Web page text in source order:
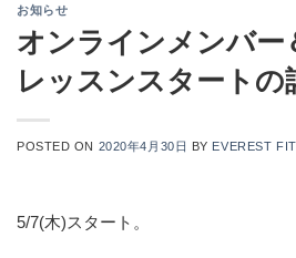
お知らせ
オンラインメンバー
レッスンスタート
POSTED ON 2020年4月30日 BY EVEREST
5/7(木)スタート。